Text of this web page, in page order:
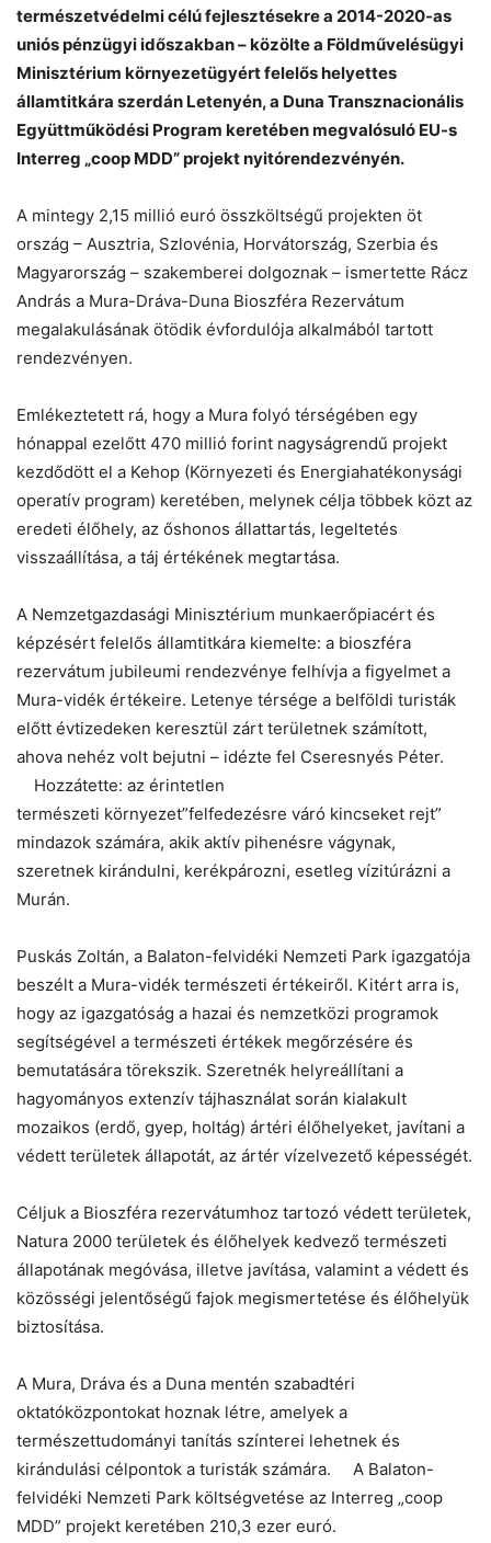
természetvédelmi célú fejlesztésekre a 2014-2020-as
uniós pénzügyi időszakban – közölte a Földművelésügyi
Minisztérium környezetügyért felelős helyettes
államtitkára szerdán Letenyén, a Duna Transznacionális
Együttműködési Program keretében megvalósuló EU-s
Interreg „coop MDD” projekt nyitórendezvényén.
A mintegy 2,15 millió euró összköltségű projekten öt
ország – Ausztria, Szlovénia, Horvátország, Szerbia és
Magyarország – szakemberei dolgoznak – ismertette Rácz
András a Mura-Dráva-Duna Bioszféra Rezervátum
megalakulásának ötödik évfordulója alkalmából tartott
rendezvényen.
Emlékeztetett rá, hogy a Mura folyó térségében egy
hónappal ezelőtt 470 millió forint nagyságrendű projekt
kezdődött el a Kehop (Környezeti és Energiahatékonysági
operatív program) keretében, melynek célja többek közt az
eredeti élőhely, az őshonos állattartás, legeltetés
visszaállítása, a táj értékének megtartása.
A Nemzetgazdasági Minisztérium munkaerőpiacért és
képzésért felelős államtitkára kiemelte: a bioszféra
rezervátum jubileumi rendezvénye felhívja a figyelmet a
Mura-vidék értékeire. Letenye térsége a belföldi turisták
előtt évtizedeken keresztül zárt területnek számított,
ahova nehéz volt bejutni – idézte fel Cseresnyés Péter.
Hozzátette: az érintetlen
természeti környezet”felfedezésre váró kincseket rejt”
mindazok számára, akik aktív pihenésre vágynak,
szeretnek kirándulni, kerékpározni, esetleg vízitúrázni a
Murán.
Puskás Zoltán, a Balaton-felvidéki Nemzeti Park igazgatója
beszélt a Mura-vidék természeti értékeiről. Kitért arra is,
hogy az igazgatóság a hazai és nemzetközi programok
segítségével a természeti értékek megőrzésére és
bemutatására törekszik. Szeretnék helyreállítani a
hagyományos extenzív tájhasználat során kialakult
mozaikos (erdő, gyep, holtág) ártéri élőhelyeket, javítani a
védett területek állapotát, az ártér vízelvezető képességét.
Céljuk a Bioszféra rezervátumhoz tartozó védett területek,
Natura 2000 területek és élőhelyek kedvező természeti
állapotának megóvása, illetve javítása, valamint a védett és
közösségi jelentőségű fajok megismertetése és élőhelyük
biztosítása.
A Mura, Dráva és a Duna mentén szabadtéri
oktatóközpontokat hoznak létre, amelyek a
természettudományi tanítás színterei lehetnek és
kirándulási célpontok a turisták számára. A Balaton-
felvidéki Nemzeti Park költségvetése az Interreg „coop
MDD” projekt keretében 210,3 ezer euró.
Chat Mr wAIste
Helló! Miben segíthetek ma?